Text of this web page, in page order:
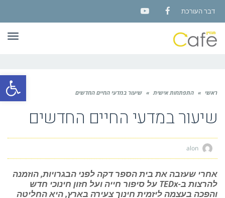
פתח
דבר העורכת
Facebook
YouTube
ראשי » התפתחות אישית » שיעור במדעי החיים החדשים
שיעור במדעי החיים החדשים
אחרי שעזבה את בית הספר דקה לפני הבגרויות, הוזמנה
להרצות ב-TEDx על סיפור חייה ועל חזון חינוכי חדש
והפכה בעצמה ליזמית חינוך צעירה בארץ, היא החליטה